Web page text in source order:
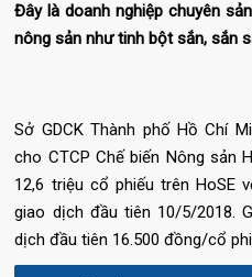
Đây là doanh nghiệp chuyên
nông sản như tinh bột sắn, sắn
Sở GDCK Thành phố Hồ Chí
cho CTCP Chế biến Nông sản
12,6 triệu cổ phiếu trên HoSE
giao dịch đầu tiên 10/5/2018.
dịch đầu tiên 16.500 đồng/cổ